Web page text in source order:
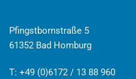
Pfingstbornstraße 5
61352 Bad Homburg
T: +49 (0)6172 / 13 88 960